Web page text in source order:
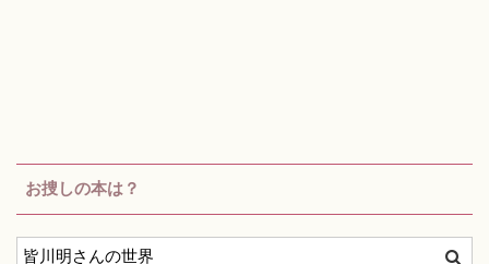
お捜しの本は？